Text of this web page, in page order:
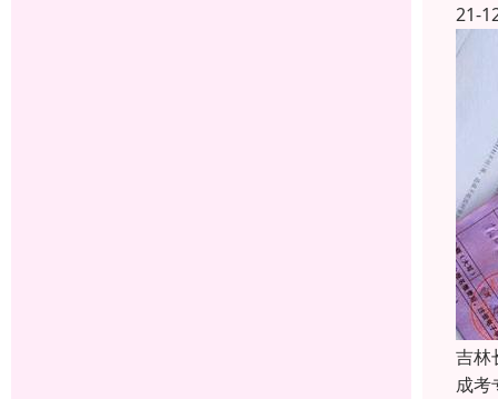
21-
吉林
成考